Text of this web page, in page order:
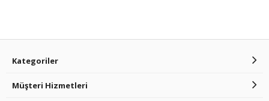
Kategoriler
Müşteri Hizmetleri